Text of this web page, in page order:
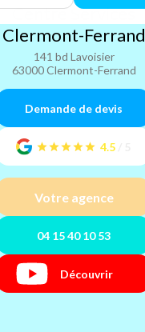
Centre Services
Clermont-Ferrand
141 bd Lavoisier
63000 Clermont-Ferrand
Demande de devis
4.5
Votre agence
04 15 40 10 53
Découvrir